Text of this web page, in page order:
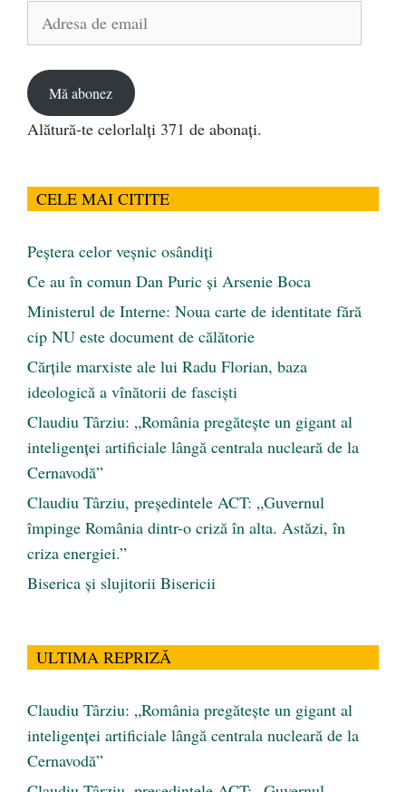
Adresa
Mă abonez
Alătură-te celorlalți 371 de abonați.
CELE MAI CITITE
Peştera celor veşnic osândiţi
Ce au în comun Dan Puric şi Arsenie Boca
Ministerul de Interne: Noua carte de identitate fără
cip NU este document de călătorie
Cărţile marxiste ale lui Radu Florian, baza
ideologică a vînătorii de fascişti
Claudiu Târziu: „România pregătește un gigant al
inteligenței artificiale lângă centrala nucleară de la
Cernavodă”
Claudiu Târziu, președintele ACT: „Guvernul
împinge România dintr-o criză în alta. Astăzi, în
criza energiei.”
Biserica și slujitorii Bisericii
ULTIMA REPRIZĂ
Claudiu Târziu: „România pregătește un gigant al
inteligenței artificiale lângă centrala nucleară de la
Cernavodă”